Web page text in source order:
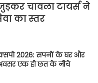
चावला टायर्स ने
का स्तर
2026: सपनों के घर और
एक ही छत के नीचे